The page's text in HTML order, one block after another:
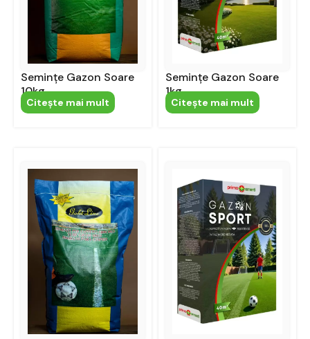
Semințe Gazon Soare
10kg
Citeşte mai mult
Semințe Gazon Soare
1kg
Citeşte mai mult